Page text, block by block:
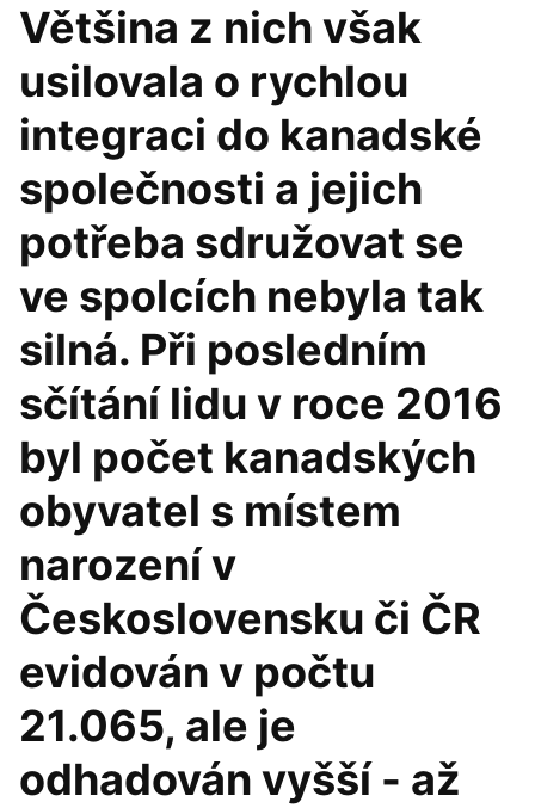
Většina z nich však
usilovala o rychlou
integraci do kanadské
společnosti a jejich
potřeba sdružovat se
ve spolcích nebyla tak
silná. Při posledním
sčítání lidu v roce 2016
byl počet kanadských
obyvatel s místem
narození v
Československu či ČR
evidován v počtu
21.065, ale je
odhadován vyšší - až